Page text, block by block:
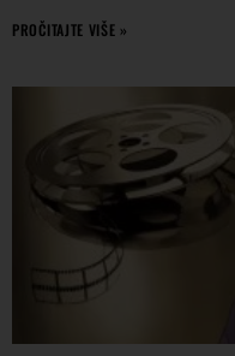
PROČITAJTE VIŠE »